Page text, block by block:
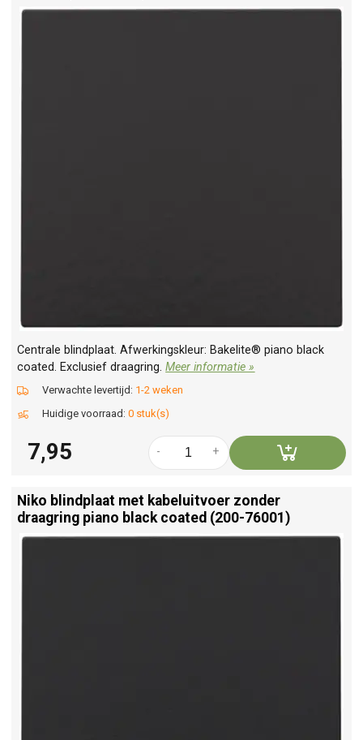
Centrale blindplaat. Afwerkingskleur: Bakelite® piano black
coated. Exclusief draagring.Meer informatie »
Verwachte levertijd: 1-2 weken
Huidige voorraad: 0 stuk(s)
7,95 +
-
Niko blindplaat met kabeluitvoer zonder
draagring piano black coated (200-76001)